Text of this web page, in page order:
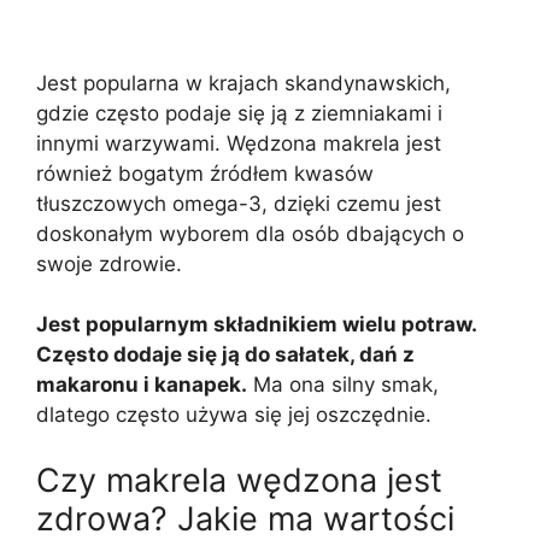
Jest popularna w krajach skandynawskich,
gdzie często podaje się ją z ziemniakami i
innymi warzywami. Wędzona makrela jest
również bogatym źródłem kwasów
tłuszczowych omega-3, dzięki czemu jest
doskonałym wyborem dla osób dbających o
swoje zdrowie.
Jest popularnym składnikiem wielu potraw.
Często dodaje się ją do sałatek, dań z
makaronu i kanapek. Ma ona silny smak,
dlatego często używa się jej oszczędnie.
Czy makrela wędzona jest
zdrowa? Jakie ma wartości